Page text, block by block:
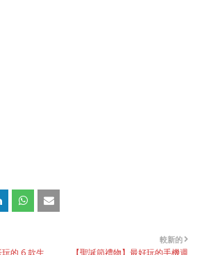
較新的
【聖誕節禮物】最好玩的手機週
玩的 6 款生